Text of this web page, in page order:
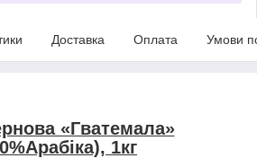
Доставка Оплата Умови
«Гватемала»
1кг